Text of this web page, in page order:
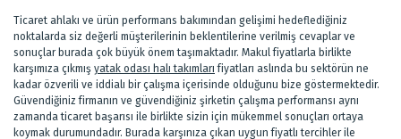
Ticaret ahlakı ve ürün performans bakımından gelişimi hedeflediğiniz
noktalarda siz değerli müşterilerinin beklentilerine verilmiş cevaplar ve
sonuçlar burada çok büyük önem taşımaktadır. Makul fiyatlarla birlikte
karşımıza çıkmış yatak odası halı takımları fiyatları aslında bu sektörün ne
kadar özverili ve iddialı bir çalışma içerisinde olduğunu bize göstermektedir.
Güvendiğiniz firmanın ve güvendiğiniz şirketin çalışma performansı aynı
zamanda ticaret başarısı ile birlikte sizin için mükemmel sonuçları ortaya
koymak durumundadır. Burada karşınıza çıkan uygun fiyatlı tercihler ile